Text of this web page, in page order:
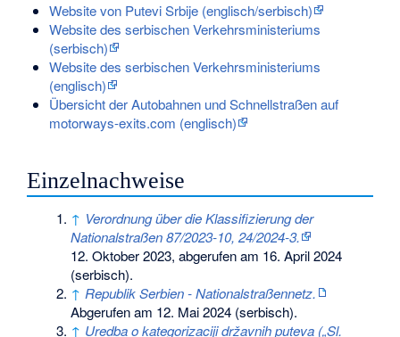
Website von Putevi Srbije (englisch/serbisch)
Website des serbischen Verkehrsministeriums
(serbisch)
Website des serbischen Verkehrsministeriums
(englisch)
Übersicht der Autobahnen und Schnellstraßen auf
motorways-exits.com (englisch)
Einzelnachweise
↑ Verordnung über die Klassifizierung der
Nationalstraßen 87/2023-10, 24/2024-3.
12. Oktober 2023, abgerufen am 16. April 2024
(serbisch).
↑ Republik Serbien - Nationalstraßennetz.
Abgerufen am 12. Mai 2024 (serbisch).
↑ Uredba o kategorizaciji državnih puteva („Sl.